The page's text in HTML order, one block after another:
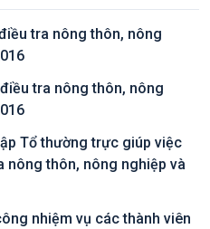
tra nông thôn, nông
tra nông thôn, nông
Tổ thường trực giúp việc
nông thôn, nông nghiệp và
nhiệm vụ các thành viên